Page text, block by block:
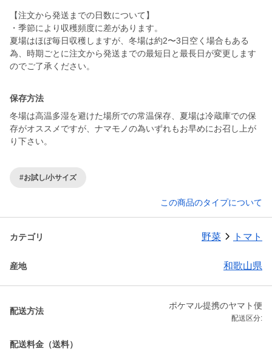
【注文から発送までの日数について】
・季節により収穫頻度に差があります。
夏場はほぼ毎日収穫しますが、冬場は約2〜3日空く場合もある
為、時期ごとに注文から発送までの最短日と最長日が変更します
のでご了承ください。
保存方法
冬場は高温多湿を避けた場所での常温保存、夏場は冷蔵庫での保
存がオススメですが、ナマモノの為いずれもお早めにお召し上が
り下さい。
#お試し/小サイズ
この商品のタイプについて
カテゴリ 野菜 トマト
産地 和歌山県
配送方法
ポケマル提携のヤマト便
配送区分:
配送料金（送料）